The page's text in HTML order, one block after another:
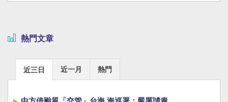
熱門文章
近三日 近一月 熱門